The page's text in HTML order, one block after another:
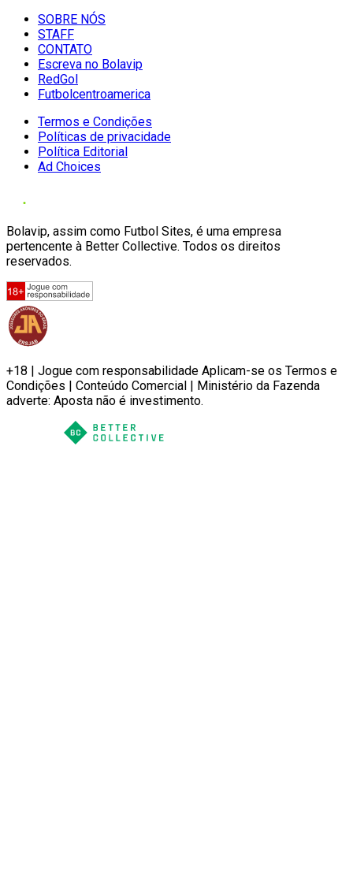
SOBRE NÓS
STAFF
CONTATO
Escreva no Bolavip
RedGol
Futbolcentroamerica
Termos e Condições
Políticas de privacidade
Política Editorial
Ad Choices
Bolavip, assim como Futbol Sites, é uma empresa
pertencente à Better Collective. Todos os direitos
reservados.
+18 | Jogue com responsabilidade Aplicam-se os Termos e
Condições | Conteúdo Comercial | Ministério da Fazenda
adverte: Aposta não é investimento.